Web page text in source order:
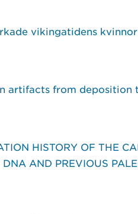
vikingatidens
artifacts from deposition
HISTORY OF THE
AND PREVIOUS